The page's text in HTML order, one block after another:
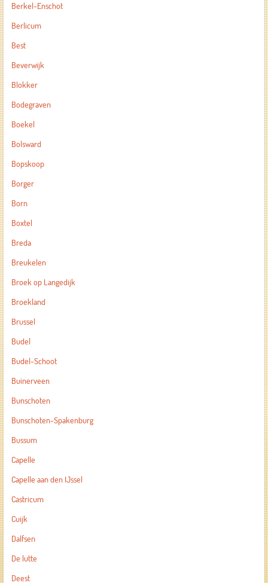
Berkel-Enschot
Berlicum
Best
Beverwijk
Blokker
Bodegraven
Boekel
Bolsward
Bopskoop
Borger
Born
Boxtel
Breda
Breukelen
Broek op Langedijk
Broekland
Brussel
Budel
Budel-Schoot
Buinerveen
Bunschoten
Bunschoten-Spakenburg
Bussum
Capelle
Capelle aan den IJssel
Castricum
Cuijk
Dalfsen
De lutte
Deest